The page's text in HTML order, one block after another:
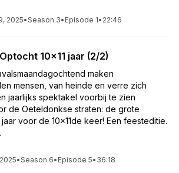
2025•Season 3• Episode 1• 22:46
10x11 jaar (2/2)
maken
mensen, van heinde en verre zich
jaarlijks spektakel voorbij te zien
de Oeteldonkse straten: de grote
voor de 10x11de keer! Een feesteditie.
•Season 6• Episode 5• 36:18